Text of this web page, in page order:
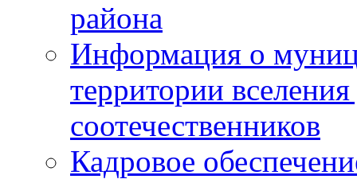
района
Информация о
территории
соотечественников
Кадровое